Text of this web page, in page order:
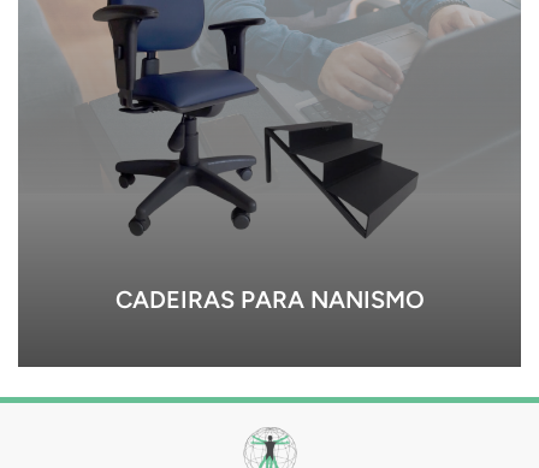
MOBILIÁRIO PARA SALAS LIMPAS